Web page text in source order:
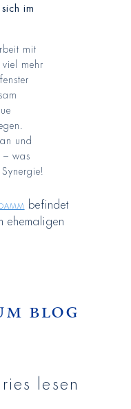
im
mit
mehr
und
– was
befindet
ehemaligen
Blog
lesen